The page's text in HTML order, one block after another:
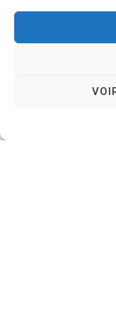
Pour toute
c’est ici